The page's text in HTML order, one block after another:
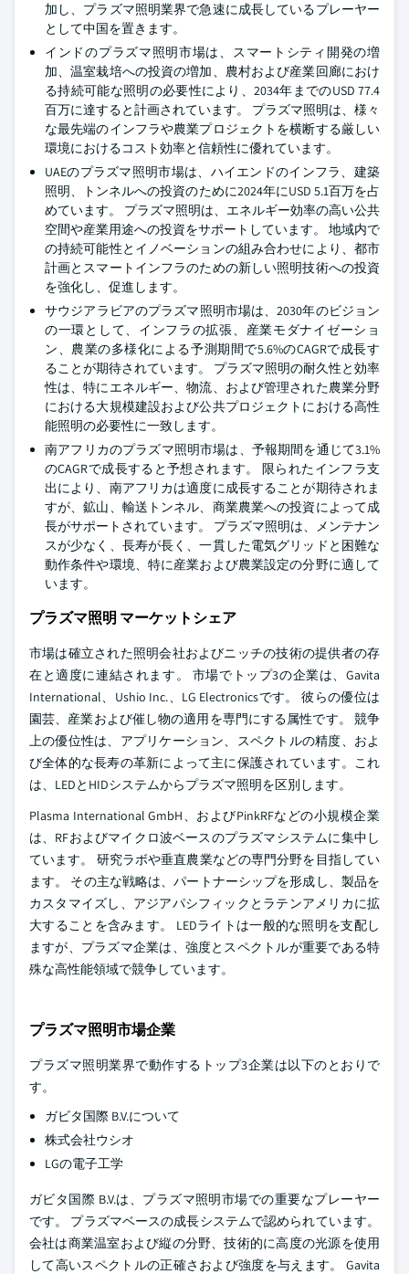
加し、プラズマ照明業界で急速に成長しているプレーヤー
として中国を置きます。
インドのプラズマ照明市場は、スマートシティ開発の増
加、温室栽培への投資の増加、農村および産業回廊におけ
る持続可能な照明の必要性により、2034年までのUSD 77.4
百万に達すると計画されています。 プラズマ照明は、様々
な最先端のインフラや農業プロジェクトを横断する厳しい
環境におけるコスト効率と信頼性に優れています。
UAEのプラズマ照明市場は、ハイエンドのインフラ、建築
照明、トンネルへの投資のために2024年にUSD 5.1百万を占
めています。 プラズマ照明は、エネルギー効率の高い公共
空間や産業用途への投資をサポートしています。 地域内で
の持続可能性とイノベーションの組み合わせにより、都市
計画とスマートインフラのための新しい照明技術への投資
を強化し、促進します。
サウジアラビアのプラズマ照明市場は、2030年のビジョン
の一環として、インフラの拡張、産業モダナイゼーショ
ン、農業の多様化による予測期間で5.6%のCAGRで成長す
ることが期待されています。 プラズマ照明の耐久性と効率
性は、特にエネルギー、物流、および管理された農業分野
における大規模建設および公共プロジェクトにおける高性
能照明の必要性に一致します。
南アフリカのプラズマ照明市場は、予報期間を通じて3.1%
のCAGRで成長すると予想されます。 限られたインフラ支
出により、南アフリカは適度に成長することが期待されま
すが、鉱山、輸送トンネル、商業農業への投資によって成
長がサポートされています。 プラズマ照明は、メンテナン
スが少なく、長寿が長く、一貫した電気グリッドと困難な
動作条件や環境、特に産業および農業設定の分野に適して
います。
プラズマ照明 マーケットシェア
市場は確立された照明会社およびニッチの技術の提供者の存
在と適度に連結されます。 市場でトップ3の企業は、Gavita
International、Ushio Inc.、LG Electronicsです。 彼らの優位は
園芸、産業および催し物の適用を専門にする属性です。 競争
上の優位性は、アプリケーション、スペクトルの精度、およ
び全体的な長寿の革新によって主に保護されています。これ
は、LEDとHIDシステムからプラズマ照明を区別します。
Plasma International GmbH、およびPinkRFなどの小規模企業
は、RFおよびマイクロ波ベースのプラズマシステムに集中し
ています。 研究ラボや垂直農業などの専門分野を目指してい
ます。 その主な戦略は、パートナーシップを形成し、製品を
カスタマイズし、アジアパシフィックとラテンアメリカに拡
大することを含みます。 LEDライトは一般的な照明を支配し
ますが、プラズマ企業は、強度とスペクトルが重要である特
殊な高性能領域で競争しています。
プラズマ照明市場企業
プラズマ照明業界で動作するトップ3企業は以下のとおりで
す。
ガビタ国際 B.V.について
株式会社ウシオ
LGの電子工学
ガビタ国際 B.V.は、プラズマ照明市場での重要なプレーヤー
です。 プラズマベースの成長システムで認められています。
会社は商業温室および縦の分野、技術的に高度の光源を使用
して高いスペクトルの正確さおよび強度を与えます。 Gavita